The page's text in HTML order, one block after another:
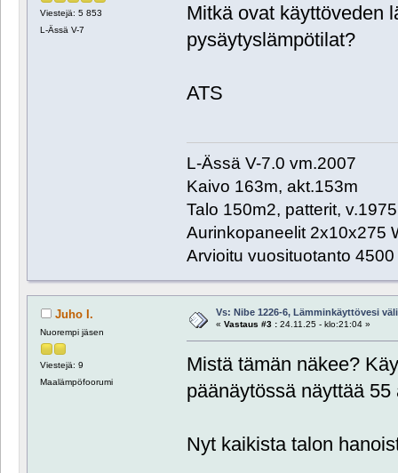
Viestejä: 5 853
L-Ässä V-7
Mitkä ovat käyttöveden
pysäytyslämpötilat?
ATS
L-Ässä V-7.0 vm.2007
Kaivo 163m, akt.153m
Talo 150m2, patterit, v.1975
Aurinkopaneelit 2x10x275
Arvioitu vuosituotanto
Juho I.
Nuorempi jäsen
Viestejä: 9
Maalämpöfoorumi
Vs: Nibe 1226-6, Lämminkäyttövesi
« Vastaus #3 :24.11.25 - klo:21:04 »
Mistä tämän näkee?
päänäytössä näyttää 55
Nyt kaikista talon